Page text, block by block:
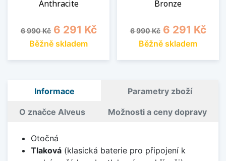
Anthracite
Běžná cena
6 990 Kč Cena
6 291 Kč
Běžně skladem
Bronze
Běžná cena
6 990 Kč Cena
6 291 Kč
Běžně skladem
Informace Parametry zboží
O značce Alveus Možnosti a ceny dopravy
Otočná
Tlaková(klasická baterie pro připojení k